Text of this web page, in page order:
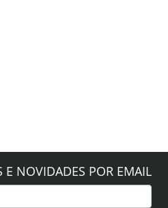
E NOVIDADES POR EMAIL